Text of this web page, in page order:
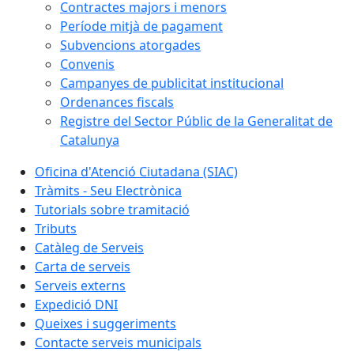
Contractes majors i menors
Període mitjà de pagament
Subvencions atorgades
Convenis
Campanyes de publicitat institucional
Ordenances fiscals
Registre del Sector Públic de la Generalitat de
Catalunya
Oficina d'Atenció Ciutadana (SIAC)
Tràmits - Seu Electrònica
Tutorials sobre tramitació
Tributs
Catàleg de Serveis
Carta de serveis
Serveis externs
Expedició DNI
Queixes i suggeriments
Contacte serveis municipals